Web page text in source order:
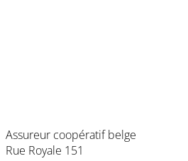
Assureur coopératif belge
Rue Royale 151